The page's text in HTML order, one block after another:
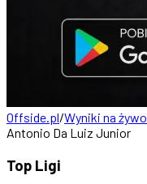
Offside.pl/Wyniki na żywo
Antonio Da Luiz Junior
Top Ligi